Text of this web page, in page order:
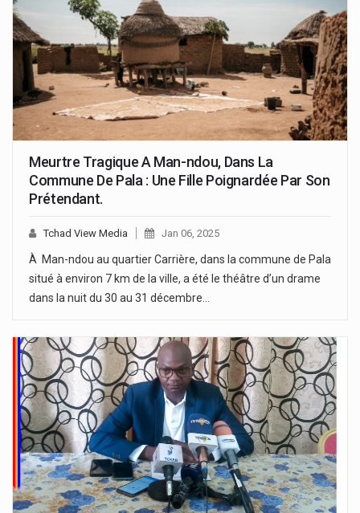
Meurtre Tragique A Man-ndou, Dans La
Commune De Pala : Une Fille Poignardée Par Son
Prétendant.
Tchad View Media Jan 06, 2025
À Man-ndou au quartier Carrière, dans la commune de Pala
situé à environ 7 km de la ville, a été le théâtre d’un drame
dans la nuit du 30 au 31 décembre…